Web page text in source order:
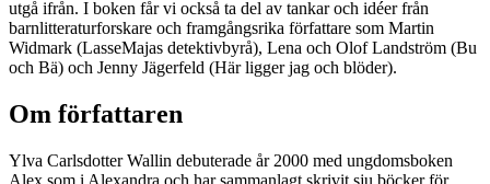
utgå ifrån. I boken får vi också ta del av tankar och idéer från
barnlitteraturforskare och framgångsrika författare som Martin
Widmark (LasseMajas detektivbyrå), Lena och Olof Landström (Bu
och Bä) och Jenny Jägerfeld (Här ligger jag och blöder).
Om författaren
Ylva Carlsdotter Wallin debuterade år 2000 med ungdomsboken
Alex som i Alexandra och har sammanlagt skrivit sju böcker för